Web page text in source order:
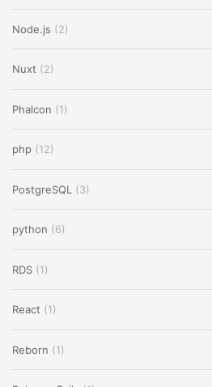
Node.js (2)
Nuxt (2)
Phalcon (1)
php (12)
PostgreSQL (3)
python (6)
RDS (1)
React (1)
Reborn (1)